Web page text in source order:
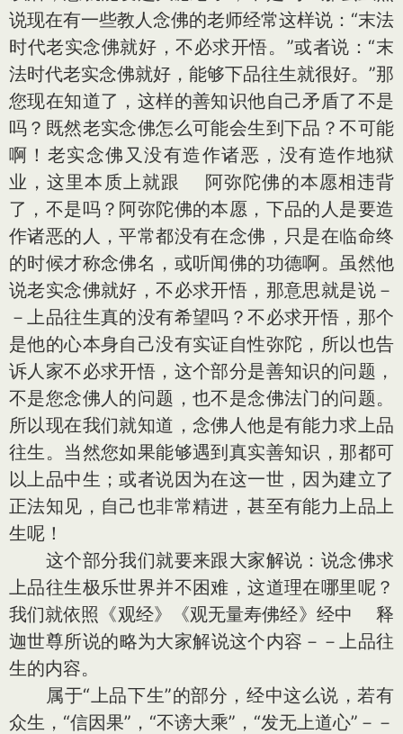
说现在有一些教人念佛的老师经常这样说：“末法
时代老实念佛就好，不必求开悟。”或者说：“末
法时代老实念佛就好，能够下品往生就很好。”那
您现在知道了，这样的善知识他自己矛盾了不是
吗？既然老实念佛怎么可能会生到下品？不可能
啊！老实念佛又没有造作诸恶，没有造作地狱
业，这里本质上就跟 阿弥陀佛的本愿相违背
了，不是吗？阿弥陀佛的本愿，下品的人是要造
作诸恶的人，平常都没有在念佛，只是在临命终
的时候才称念佛名，或听闻佛的功德啊。虽然他
说老实念佛就好，不必求开悟，那意思就是说－
－上品往生真的没有希望吗？不必求开悟，那个
是他的心本身自己没有实证自性弥陀，所以也告
诉人家不必求开悟，这个部分是善知识的问题，
不是您念佛人的问题，也不是念佛法门的问题。
所以现在我们就知道，念佛人他是有能力求上品
往生。当然您如果能够遇到真实善知识，那都可
以上品中生；或者说因为在这一世，因为建立了
正法知见，自己也非常精进，甚至有能力上品上
生呢！
这个部分我们就要来跟大家解说：说念佛求
上品往生极乐世界并不困难，这道理在哪里呢？
我们就依照《观经》《观无量寿佛经》经中 释
迦世尊所说的略为大家解说这个内容－－上品往
生的内容。
属于“上品下生”的部分，经中这么说，若有
众生，“信因果”，“不谤大乘”，“发无上道心”－－